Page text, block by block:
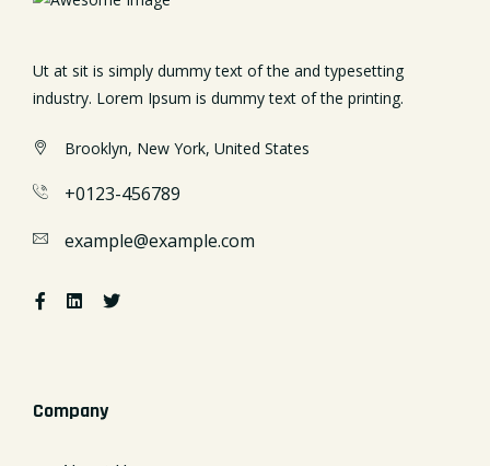
Ut at sit is simply dummy text of the and typesetting
industry. Lorem Ipsum is dummy text of the printing.
Brooklyn, New York, United States
+0123-456789
example@example.com
Company